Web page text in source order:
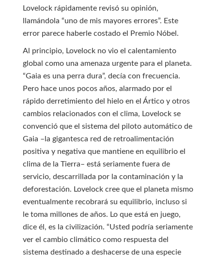
Lovelock rápidamente revisó su opinión,
llamándola “uno de mis mayores errores”. Este
error parece haberle costado el Premio Nóbel.
Al principio, Lovelock no vio el calentamiento
global como una amenaza urgente para el planeta.
“Gaia es una perra dura”, decía con frecuencia.
Pero hace unos pocos años, alarmado por el
rápido derretimiento del hielo en el Ártico y otros
cambios relacionados con el clima, Lovelock se
convenció que el sistema del piloto automático de
Gaia –la gigantesca red de retroalimentación
positiva y negativa que mantiene en equilibrio el
clima de la Tierra– está seriamente fuera de
servicio, descarrillada por la contaminación y la
deforestación. Lovelock cree que el planeta mismo
eventualmente recobrará su equilibrio, incluso si
le toma millones de años. Lo que está en juego,
dice él, es la civilización. “Usted podría seriamente
ver el cambio climático como respuesta del
sistema destinado a deshacerse de una especie